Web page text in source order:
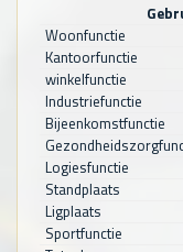
Woonfunctie
Kantoorfunctie
winkelfunctie
Industriefunctie
Bijeenkomstfunctie
Logiesfunctie
Standplaats
Ligplaats
Sportfunctie